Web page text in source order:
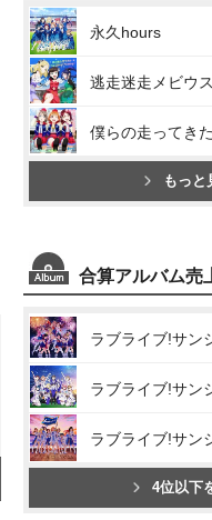
永久hours
もっと
合算アルバム売
4位以下